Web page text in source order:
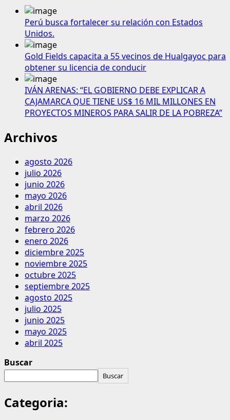
Perú busca fortalecer su relación con Estados
Unidos.
Gold Fields capacita a 55 vecinos de Hualgayoc para
obtener su licencia de conducir
IVÁN ARENAS: “EL GOBIERNO DEBE EXPLICAR A
CAJAMARCA QUE TIENE US$ 16 MIL MILLONES EN
PROYECTOS MINEROS PARA SALIR DE LA POBREZA”
Archivos
agosto 2026
julio 2026
junio 2026
mayo 2026
abril 2026
marzo 2026
febrero 2026
enero 2026
diciembre 2025
noviembre 2025
octubre 2025
septiembre 2025
agosto 2025
julio 2025
junio 2025
mayo 2025
abril 2025
Buscar
Buscar
Categoria: